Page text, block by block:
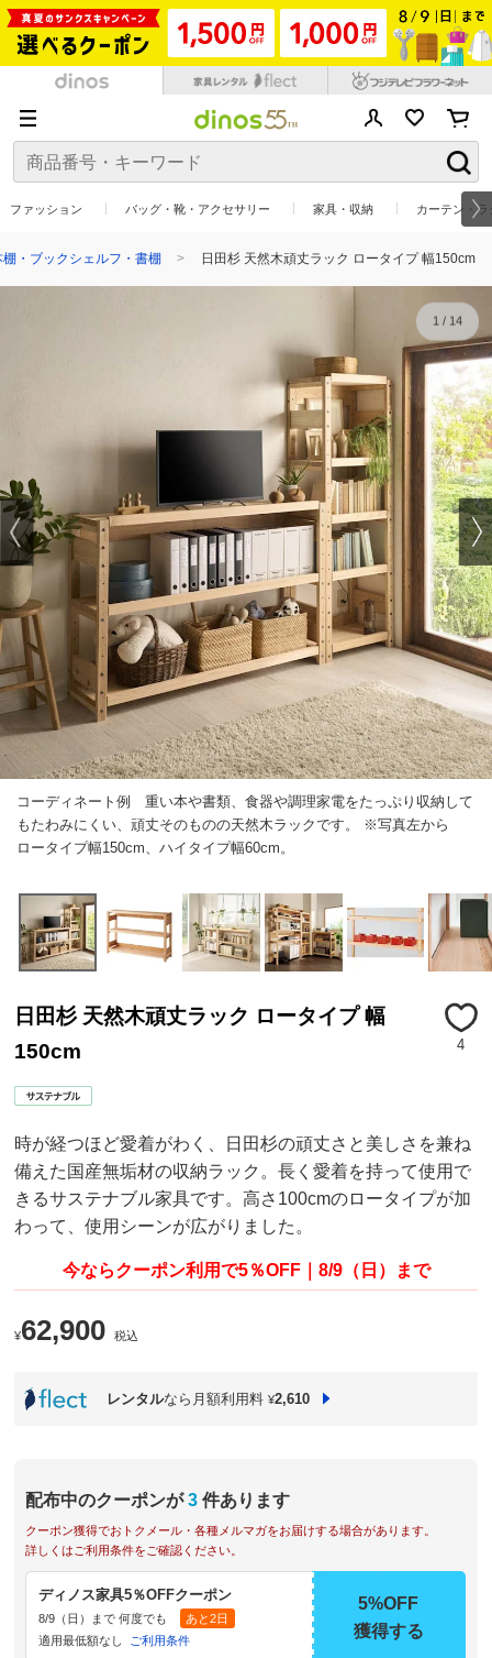
ファッション バッグ・靴・アクセサリー 家具・収納 カーテン・
棚・ブックシェルフ・書棚 日田杉 天然木頑丈ラック ロータイプ 幅150cm
コーディネート例 重い本や書類、食器や調理家電をたっぷり収納して
もたわみにくい、頑丈そのものの天然木ラックです。 ※写真左から
ロータイプ幅150cm、ハイタイプ幅60cm。
1/ 14
日田杉 天然木頑丈ラック ロータイプ 幅
150cm
4
時が経つほど愛着がわく、日田杉の頑丈さと美しさを兼ね
備えた国産無垢材の収納ラック。長く愛着を持って使用で
きるサステナブル家具です。高さ100cmのロータイプが加
わって、使用シーンが広がりました。
今ならクーポン利用で5％OFF｜8/9（日）まで
¥62,900 税込
レンタルなら月額利用料 ¥2,610
配布中のクーポンが 3 件あります
クーポン獲得でおトクメール・各種メルマガをお届けする場合があります。
詳しくはご利用条件をご確認ください。
ディノス家具5％OFFクーポン
8/9（日）まで 何度でも
あと2日
適用最低額なし
ご利用条件
5%OFF
獲得する